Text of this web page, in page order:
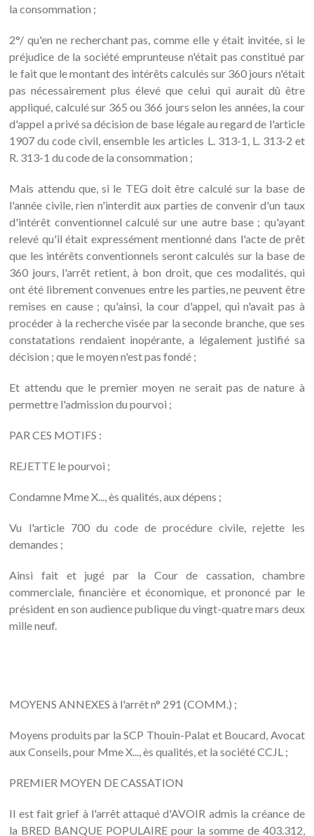
la consommation ;
2°/ qu'en ne recherchant pas, comme elle y était invitée, si le
préjudice de la société emprunteuse n'était pas constitué par
le fait que le montant des intérêts calculés sur 360 jours n'était
pas nécessairement plus élevé que celui qui aurait dû être
appliqué, calculé sur 365 ou 366 jours selon les années, la cour
d'appel a privé sa décision de base légale au regard de l'article
1907 du code civil, ensemble les articles L. 313-1, L. 313-2 et
R. 313-1 du code de la consommation ;
Mais attendu que, si le TEG doit être calculé sur la base de
l'année civile, rien n'interdit aux parties de convenir d'un taux
d'intérêt conventionnel calculé sur une autre base ; qu'ayant
relevé qu'il était expressément mentionné dans l'acte de prêt
que les intérêts conventionnels seront calculés sur la base de
360 jours, l'arrêt retient, à bon droit, que ces modalités, qui
ont été librement convenues entre les parties, ne peuvent être
remises en cause ; qu'ainsi, la cour d'appel, qui n'avait pas à
procéder à la recherche visée par la seconde branche, que ses
constatations rendaient inopérante, a légalement justifié sa
décision ; que le moyen n'est pas fondé ;
Et attendu que le premier moyen ne serait pas de nature à
permettre l'admission du pourvoi ;
PAR CES MOTIFS :
REJETTE le pourvoi ;
Condamne Mme X..., ès qualités, aux dépens ;
Vu l'article 700 du code de procédure civile, rejette les
demandes ;
Ainsi fait et jugé par la Cour de cassation, chambre
commerciale, financière et économique, et prononcé par le
président en son audience publique du vingt-quatre mars deux
mille neuf.
MOYENS ANNEXES à l'arrêt n° 291 (COMM.) ;
Moyens produits par la SCP Thouin-Palat et Boucard, Avocat
aux Conseils, pour Mme X..., ès qualités, et la société CCJL ;
PREMIER MOYEN DE CASSATION
Il est fait grief à l'arrêt attaqué d'AVOIR admis la créance de
la BRED BANQUE POPULAIRE pour la somme de 403.312,